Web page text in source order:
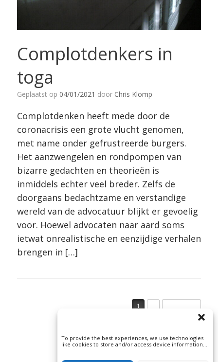
To provide the best experiences, we use technologies
like cookies to store and/or access device information.
Complotdenkers in
toga
Geplaatst op 04/01/2021 door Chris Klomp
Complotdenken heeft mede door de
coronacrisis een grote vlucht genomen,
met name onder gefrustreerde burgers.
Het aanzwengelen en rondpompen van
bizarre gedachten en theorieën is
inmiddels echter veel breder. Zelfs de
doorgaans bedachtzame en verstandige
wereld van de advocatuur blijkt er gevoelig
voor. Hoewel advocaten naar aard soms
ietwat onrealistische en eenzijdige verhalen
brengen in […]
1